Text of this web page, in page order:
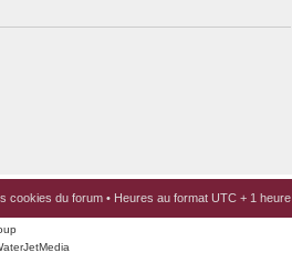
cookies du forum • Heures au format UTC + 1 heure